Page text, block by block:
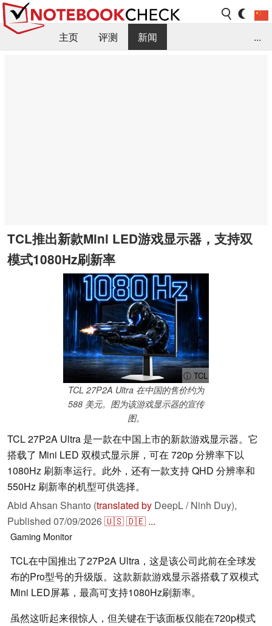
主页 评测
新闻
...
TCL推出新款Mini LED游戏显示器，支持双
模式1080Hz刷新率
ⓘ TCL
TCL 27P2A Ultra 在中国的售价约为
588 美元。图为该游戏显示器的宣传
图。
TCL 27P2A Ultra 是一款在中国上市的新款游戏显示器。它
搭载了 Mini LED 双模式显示屏，可在 720p 分辨率下以
1080Hz 刷新率运行。此外，还有一款支持 QHD 分辨率和
550Hz 刷新率的机型可供选择。
Abid Ahsan Shanto (translated by DeepL / Ninh Duy),
Published 07/09/2026🇺🇸🇩🇪 ...
Gaming Monitor
TCL在中国推出了27P2A Ultra，这是该公司此前在全球发
布的Pro型号的升级版。这款新款游戏显示器搭载了双模式
Mini LED屏幕，最高可支持1080Hz刷新率。
虽然这听起来很惊人，但关键在于该面板仅能在720p模式